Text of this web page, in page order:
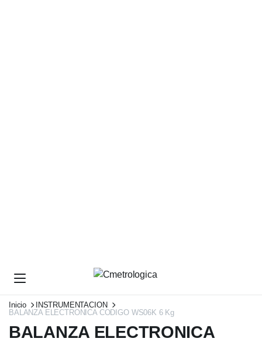
Inicio
INSTRUMENTACION
BALANZA ELECTRONICA CODIGO WS06K 6 Kg
BALANZA ELECTRONICA